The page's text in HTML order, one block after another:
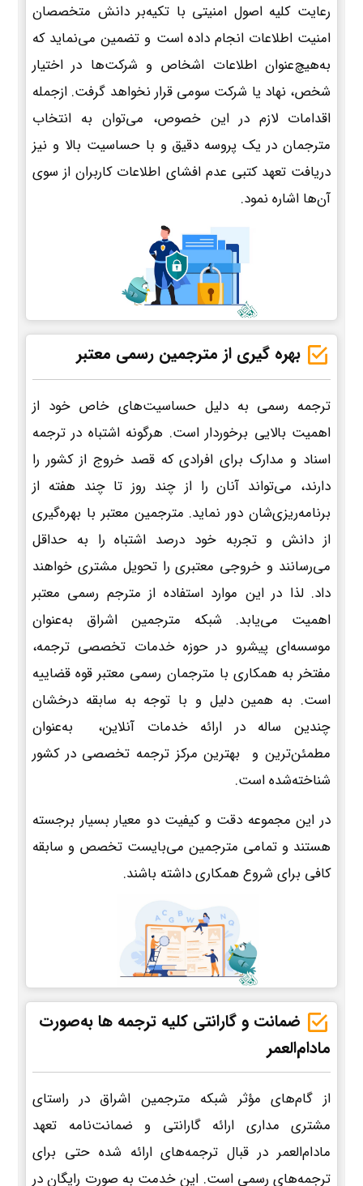
رعایت کلیه اصول امنیتی با تکیه‌بر دانش متخصصان
امنیت اطلاعات انجام داده است و تضمین می‌نماید که
به‌هیچ‌عنوان اطلاعات اشخاص و شرکت‌ها در اختیار
شخص، نهاد یا شرکت سومی قرار نخواهد گرفت. ازجمله
اقدامات لازم در این خصوص، می‌توان به انتخاب
مترجمان در یک پروسه دقیق و با حساسیت بالا و نیز
دریافت تعهد کتبی عدم افشای اطلاعات کاربران از سوی
آن‌ها اشاره نمود.
بهره گیری از مترجمین رسمی معتبر
ترجمه رسمی به دلیل حساسیت‌های خاص خود از
اهمیت بالایی برخوردار است. هرگونه اشتباه در ترجمه
اسناد و مدارک برای افرادی که قصد خروج از کشور را
دارند، می‌تواند آنان را از چند روز تا چند هفته از
برنامه‌ریزی‌شان دور نماید. مترجمین معتبر با بهره‌گیری
از دانش و تجربه خود درصد اشتباه را به حداقل
می‌رسانند و خروجی معتبری را تحویل مشتری خواهند
داد. لذا در این موارد استفاده از مترجم رسمی معتبر
اهمیت می‌یابد. شبکه مترجمین اشراق به‌عنوان
موسسه‌ای پیشرو در حوزه خدمات تخصصی ترجمه،
مفتخر به همکاری با مترجمان رسمی معتبر قوه قضاییه
است. به همین دلیل و با توجه به سابقه درخشان
چندین ساله در ارائه خدمات آنلاین، به‌عنوان
مطمئن‌ترین و بهترین مرکز ترجمه تخصصی در کشور
شناخته‌شده است.
در این مجموعه دقت و کیفیت دو معیار بسیار برجسته
هستند و تمامی مترجمین می‌بایست تخصص و سابقه
کافی برای شروع همکاری داشته باشند.
ضمانت و گارانتی کلیه ترجمه ها به‌صورت
مادام‌العمر
از گام‌های مؤثر شبکه مترجمین اشراق در راستای
مشتری مداری ارائه گارانتی و ضمانت‌نامه تعهد
مادام‌العمر در قبال ترجمه‌های ارائه شده حتی برای
ترجمه‌های رسمی است. این خدمت به صورت رایگان در